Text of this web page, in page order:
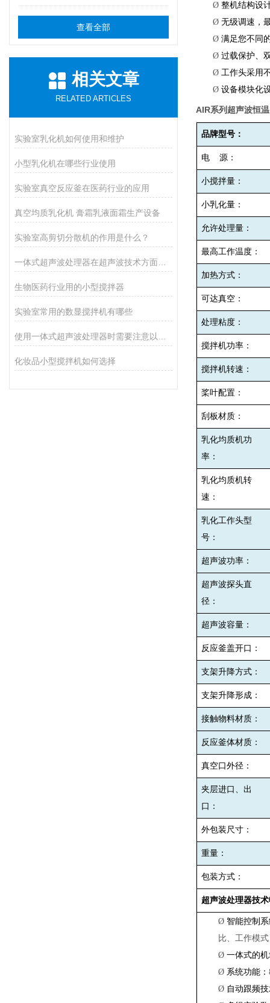
查看全部
相关文章
RELATED ARTICLES
实验室乳化机如何使用和维护
小型乳化机在哪些行业使用
实验室真空反应釜在医药行业的应用
真空均质乳化机 膏霜乳液面霜生产设备
实验室高剪切分散机的作用是什么？
生物医药行业用的小型搅拌器
实验室常用的数显搅拌机有哪些
化妆品小型搅拌机如何选择
Ø 整机结构设
Ø 无级调速，
Ø 满足您不同
Ø 过载保护、
Ø 工作头采用
Ø 设备模块化
AIR系列 超声波恒
品牌型号：
电 源：
小搅拌量：
小乳化量：
允许处理量：
最高工作温度：
加热方式：
可达真空：
处理粘度：
搅拌机功率：
搅拌机转速：
桨叶配置：
刮板材质：
乳化均质机功
率：
乳化均质机转
速：
乳化工作头型
号：
超声波功率：
超声波探头直
径：
超声波容量：
反应釜盖开口：
支架升降方式：
支架升降形成：
接触物料材质：
反应釜体材质：
真空口外径：
夹层进口、出
口：
外包装尺寸：
重量：
包装方式：
超声波处理器技
Ø 智能控制
比、工作模
Ø 一体式的
Ø 系统功能：
Ø 自动跟频